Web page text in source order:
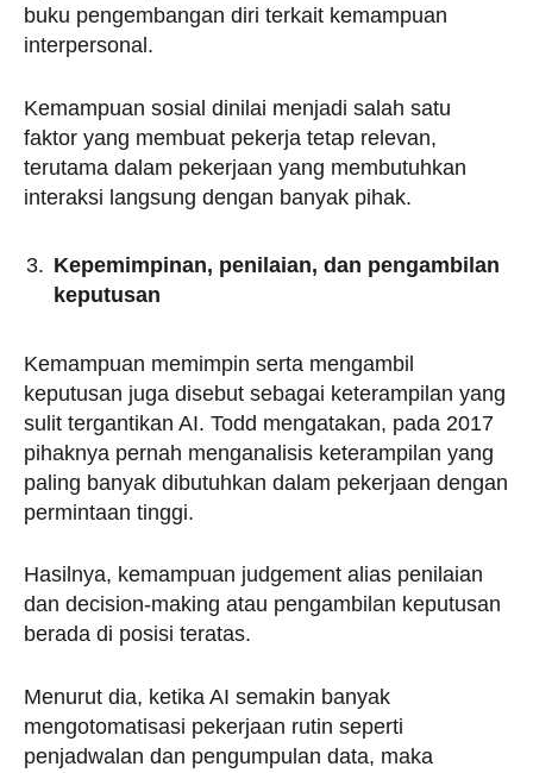
buku pengembangan diri terkait kemampuan
interpersonal.
Kemampuan sosial dinilai menjadi salah satu
faktor yang membuat pekerja tetap relevan,
terutama dalam pekerjaan yang membutuhkan
interaksi langsung dengan banyak pihak.
Kepemimpinan, penilaian, dan pengambilan
keputusan
Kemampuan memimpin serta mengambil
keputusan juga disebut sebagai keterampilan yang
sulit tergantikan AI. Todd mengatakan, pada 2017
pihaknya pernah menganalisis keterampilan yang
paling banyak dibutuhkan dalam pekerjaan dengan
permintaan tinggi.
Hasilnya, kemampuan judgement alias penilaian
dan decision-making atau pengambilan keputusan
berada di posisi teratas.
Menurut dia, ketika AI semakin banyak
mengotomatisasi pekerjaan rutin seperti
penjadwalan dan pengumpulan data, maka